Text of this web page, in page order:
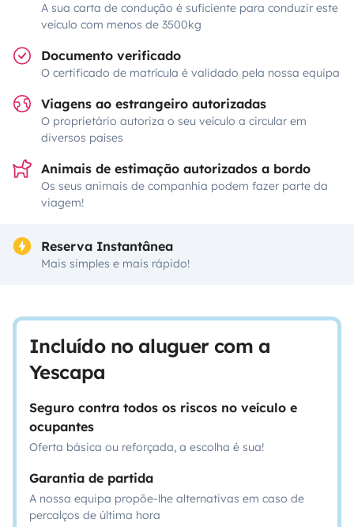
A sua carta de condução é suficiente para conduzir este
veículo com menos de 3500kg
Documento verificado
O certificado de matrícula é validado pela nossa equipa
Viagens ao estrangeiro autorizadas
O proprietário autoriza o seu veículo a circular em
diversos países
Animais de estimação autorizados a bordo
Os seus animais de companhia podem fazer parte da
viagem!
Reserva Instantânea
Mais simples e mais rápido!
Incluído no aluguer com a
Yescapa
Seguro contra todos os riscos no veículo e
ocupantes
Oferta básica ou reforçada, a escolha é sua!
Garantia de partida
A nossa equipa propõe-lhe alternativas em caso de
percalços de última hora